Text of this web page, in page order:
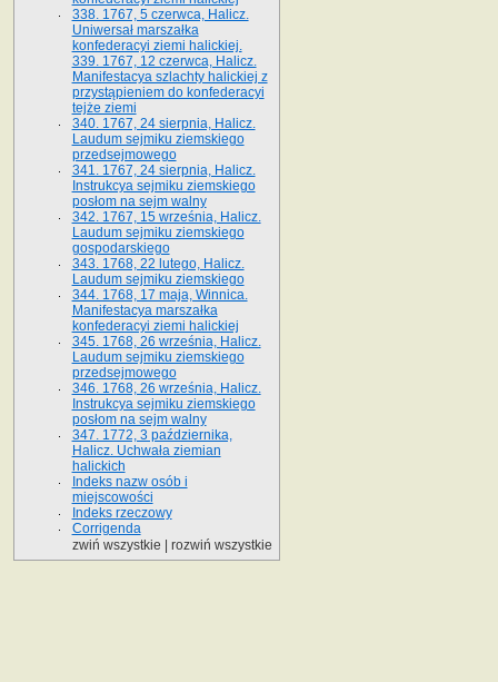
338. 1767, 5 czerwca, Halicz.
Uniwersał marszałka
konfederacyi ziemi halickiej.
339. 1767, 12 czerwca, Halicz.
Manifestacya szlachty halickiej z
przystąpieniem do konfederacyi
tejże ziemi
340. 1767, 24 sierpnia, Halicz.
Laudum sejmiku ziemskiego
przedsejmowego
341. 1767, 24 sierpnia, Halicz.
Instrukcya sejmiku ziemskiego
posłom na sejm walny
342. 1767, 15 września, Halicz.
Laudum sejmiku ziemskiego
gospodarskiego
343. 1768, 22 lutego, Halicz.
Laudum sejmiku ziemskiego
344. 1768, 17 maja, Winnica.
Manifestacya marszałka
konfederacyi ziemi halickiej
345. 1768, 26 września, Halicz.
Laudum sejmiku ziemskiego
przedsejmowego
346. 1768, 26 września, Halicz.
Instrukcya sejmiku ziemskiego
posłom na sejm walny
347. 1772, 3 października,
Halicz. Uchwała ziemian
halickich
Indeks nazw osób i
miejscowości
Indeks rzeczowy
Corrigenda
zwiń wszystkie
rozwiń wszystkie